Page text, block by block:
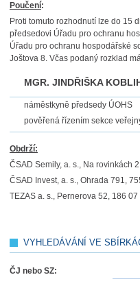
Poučení:
Proti tomuto rozhodnutí lze do 15
předsedovi Úřadu pro ochranu
Úřadu pro ochranu hospodářské
Joštova 8. Včas podaný rozklad
MGR. JINDŘIŠKA
náměstkyně předsedy ÚOHS
pověřená řízením sekce
Obdrží:
ČSAD Semily, a. s., Na rovinkách
ČSAD Invest, a. s., Ohrada 791,
TEZAS a. s., Pernerova 52, 186 07
VYHLEDÁVÁNÍ VE
ČJ nebo SZ: